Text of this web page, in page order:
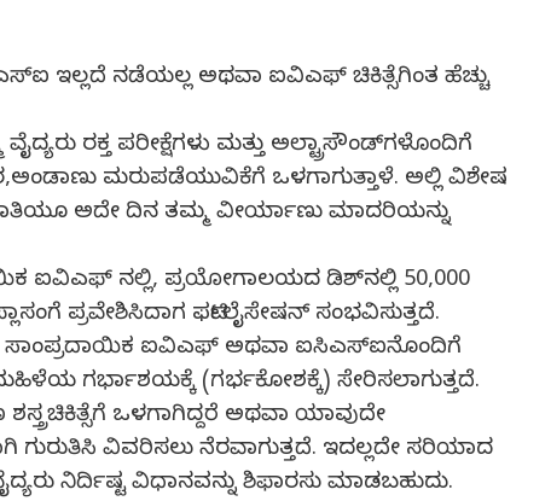
ಇಲ್ಲದೆ ನಡೆಯಲ್ಲ ಅಥವಾ ಐವಿಎಫ್ ಚಿಕಿತ್ಸೆಗಿಂತ ಹೆಚ್ಚು
ರಕ್ತ ಪರೀಕ್ಷೆಗಳು ಮತ್ತು ಅಲ್ಟ್ರಾಸೌಂಡ್‍ಗಳೊಂದಿಗೆ
ಮರುಪಡೆಯುವಿಕೆಗೆ ಒಳಗಾಗುತ್ತಾಳೆ. ಅಲ್ಲಿ ವಿಶೇಷ
ಅದೇ ದಿನ ತಮ್ಮ ವೀರ್ಯಾಣು ಮಾದರಿಯನ್ನು
ಐವಿಎಫ್ ನಲ್ಲಿ, ಪ್ರಯೋಗಾಲಯದ ಡಿಶ್‍ನಲ್ಲಿ 50,000
ಪ್ರವೇಶಿಸಿದಾಗ ಫರ್ಟಿಲೈಸೇಷನ್ ಸಂಭವಿಸುತ್ತದೆ.
ಸಾಂಪ್ರದಾಯಿಕ ಐವಿಎಫ್ ಅಥವಾ ಐಸಿಎಸ್‍ಐನೊಂದಿಗೆ
ಗರ್ಭಾಶಯಕ್ಕೆ (ಗರ್ಭಕೋಶಕ್ಕೆ) ಸೇರಿಸಲಾಗುತ್ತದೆ.
ಒಳಗಾಗಿದ್ದರೆ ಅಥವಾ ಯಾವುದೇ
ಗುರುತಿಸಿ ವಿವರಿಸಲು ನೆರವಾಗುತ್ತದೆ. ಇದಲ್ಲದೇ ಸರಿಯಾದ
ನಿರ್ದಿಷ್ಟ ವಿಧಾನವನ್ನು ಶಿಫಾರಸು ಮಾಡಬಹುದು.